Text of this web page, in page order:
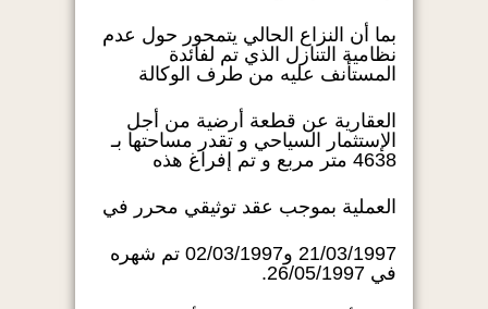
بما أن النزاع الحالي يتمحور حول عدم
نظامية التنازل الذي تم لفائدة
المستأنف عليه من طرف الوكالة
العقارية عن قطعة أرضية من أجل
الإستثمار السياحي و تقدر مساحتها بـ
4638 متر مربع و تم إفراغ هذه
العملية بموجب عقد توثيقي محرر في
21/03/1997 و02/03/1997 تم شهره
في 26/05/1997.